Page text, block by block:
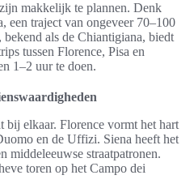
makkelijk te plannen. Denk
een traject van ongeveer 70–100
als de Chiantigiana, biedt
tussen Florence, Pisa en
1–2 uur te doen.
bij elkaar. Florence vormt het hart
en de Uffizi. Siena heeft het
middeleeuwse straatpatronen.
toren op het Campo dei